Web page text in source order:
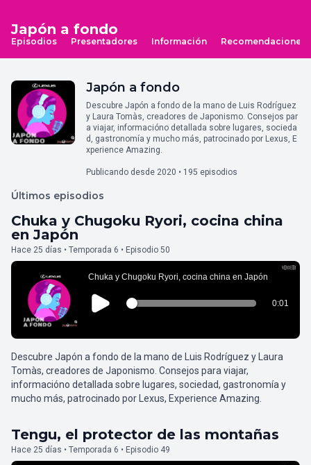
Japón a fondo
Episodios Presentadores Información Recomendaciones
Japón a fondo
Descubre Japón a fondo de la mano de Luis Rodríguez
y Laura Tomàs, creadores de Japonismo. Consejos par
a viajar, informacióno detallada sobre lugares, socieda
d, gastronomía y mucho más, patrocinado por Lexus, E
xperience Amazing.
Publicando desde 2020 • 195 episodios
Últimos episodios
Chuka y Chugoku Ryori, cocina china
en Japón
Hace 25 días • Temporada 6 • Episodio 50
Descubre Japón a fondo de la mano de Luis Rodríguez y Laura
Tomàs, creadores de Japonismo. Consejos para viajar,
informacióno detallada sobre lugares, sociedad, gastronomía y
mucho más, patrocinado por Lexus, Experience Amazing.
Tengu, el protector de las montañas
Hace 25 días • Temporada 6 • Episodio 49